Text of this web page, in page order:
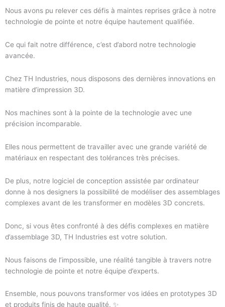
Nous avons pu relever ces défis à maintes reprises grâce à notre
technologie de pointe et notre équipe hautement qualifiée.
Ce qui fait notre différence, c’est d’abord notre technologie
avancée.
Chez TH Industries, nous disposons des dernières innovations en
matière d’impression 3D.
Nos machines sont à la pointe de la technologie avec une
précision incomparable.
Elles nous permettent de travailler avec une grande variété de
matériaux en respectant des tolérances très précises.
De plus, notre logiciel de conception assistée par ordinateur
donne à nos designers la possibilité de modéliser des assemblages
complexes avant de les transformer en modèles 3D concrets.
Donc, si vous êtes confronté à des défis complexes en matière
d’assemblage 3D, TH Industries est votre solution.
Nous faisons de l’impossible, une réalité tangible à travers notre
technologie de pointe et notre équipe d’experts.
Ensemble, nous pouvons transformer vos idées en prototypes 3D
et produits finis de haute qualité. ✨